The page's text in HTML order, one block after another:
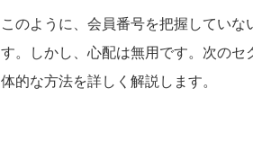
このように、会員番号を把握してい
す。しかし、心配は無用です。次の
体的な方法を詳しく解説します。